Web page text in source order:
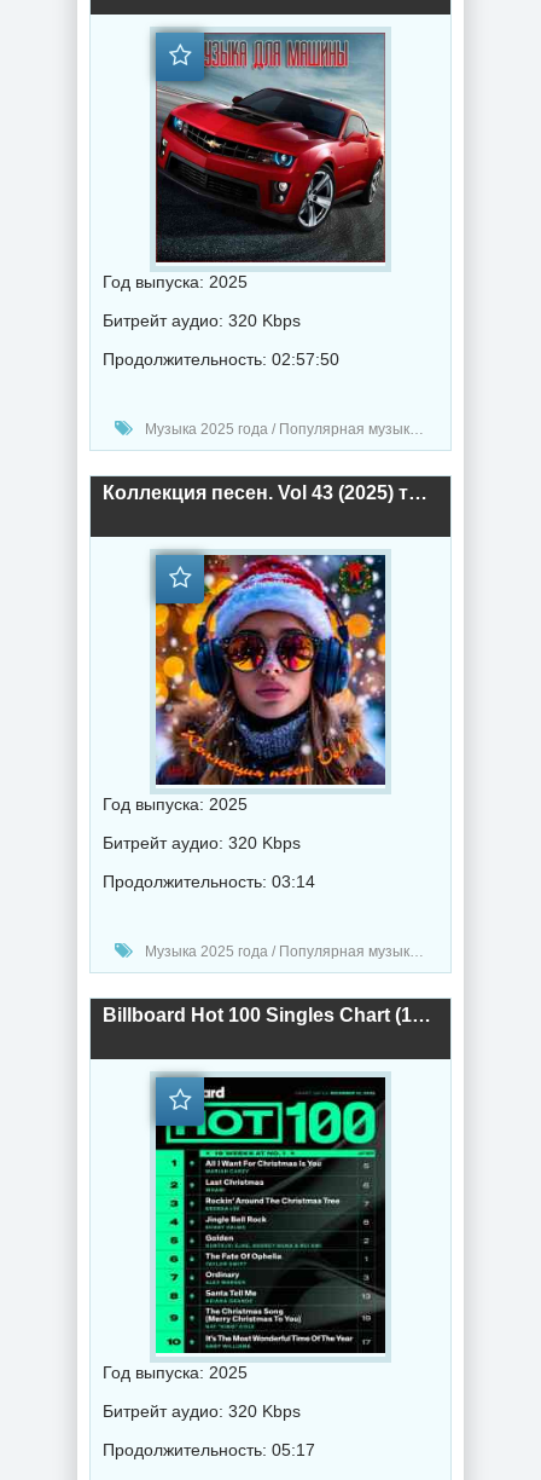
Год выпуска: 2025
Битрейт аудио: 320 Kbps
Продолжительность: 02:57:50
Музыка 2025 года / Популярная музыка / Рок - альтернативная музыка / Шансон музыка / Рэп - хип хоп музыка / Музыка в машину / Поп музыка / Танцевальная музыка / Сборник музыка
Коллекция песен. Vol 43 (2025) торрент
Год выпуска: 2025
Битрейт аудио: 320 Kbps
Продолжительность: 03:14
Музыка 2025 года / Популярная музыка / Поп музыка / Танцевальная музыка / Сборник музыка
Billboard Hot 100 Singles Chart (13.12) 2025 (2025) торрент
Год выпуска: 2025
Битрейт аудио: 320 Kbps
Продолжительность: 05:17